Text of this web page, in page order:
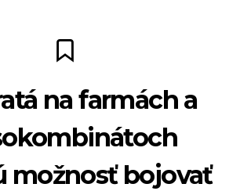
na farmách a
možnosť bojovať